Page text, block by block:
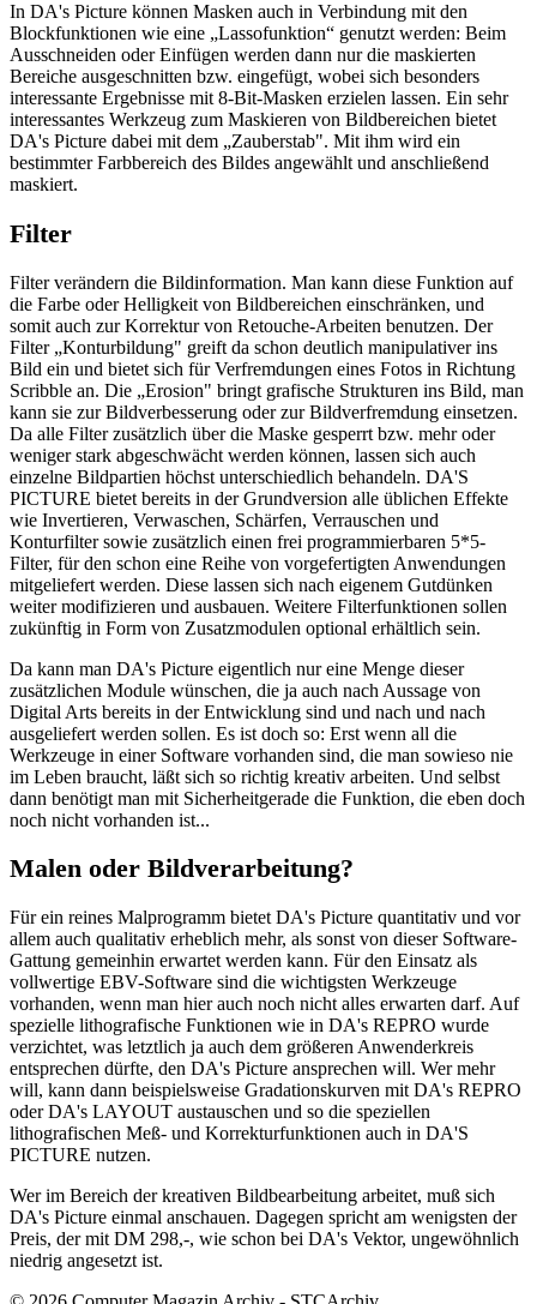
In DA's Picture können Masken auch in Verbindung mit den
Blockfunktionen wie eine „Lassofunktion“ genutzt werden: Beim
Ausschneiden oder Einfügen werden dann nur die maskierten
Bereiche ausgeschnitten bzw. eingefügt, wobei sich besonders
interessante Ergebnisse mit 8-Bit-Masken erzielen lassen. Ein sehr
interessantes Werkzeug zum Maskieren von Bildbereichen bietet
DA's Picture dabei mit dem „Zauberstab". Mit ihm wird ein
bestimmter Farbbereich des Bildes angewählt und anschließend
maskiert.
Filter
Filter verändern die Bildinformation. Man kann diese Funktion auf
die Farbe oder Helligkeit von Bildbereichen einschränken, und
somit auch zur Korrektur von Retouche-Arbeiten benutzen. Der
Filter „Konturbildung" greift da schon deutlich manipulativer ins
Bild ein und bietet sich für Verfremdungen eines Fotos in Richtung
Scribble an. Die „Erosion" bringt grafische Strukturen ins Bild, man
kann sie zur Bildverbesserung oder zur Bildverfremdung einsetzen.
Da alle Filter zusätzlich über die Maske gesperrt bzw. mehr oder
weniger stark abgeschwächt werden können, lassen sich auch
einzelne Bildpartien höchst unterschiedlich behandeln. DA'S
PICTURE bietet bereits in der Grundversion alle üblichen Effekte
wie Invertieren, Verwaschen, Schärfen, Verrauschen und
Konturfilter sowie zusätzlich einen frei programmierbaren 5*5-
Filter, für den schon eine Reihe von vorgefertigten Anwendungen
mitgeliefert werden. Diese lassen sich nach eigenem Gutdünken
weiter modifizieren und ausbauen. Weitere Filterfunktionen sollen
zukünftig in Form von Zusatzmodulen optional erhältlich sein.
Da kann man DA's Picture eigentlich nur eine Menge dieser
zusätzlichen Module wünschen, die ja auch nach Aussage von
Digital Arts bereits in der Entwicklung sind und nach und nach
ausgeliefert werden sollen. Es ist doch so: Erst wenn all die
Werkzeuge in einer Software vorhanden sind, die man sowieso nie
im Leben braucht, läßt sich so richtig kreativ arbeiten. Und selbst
dann benötigt man mit Sicherheitgerade die Funktion, die eben doch
noch nicht vorhanden ist...
Malen oder Bildverarbeitung?
Für ein reines Malprogramm bietet DA's Picture quantitativ und vor
allem auch qualitativ erheblich mehr, als sonst von dieser Software-
Gattung gemeinhin erwartet werden kann. Für den Einsatz als
vollwertige EBV-Software sind die wichtigsten Werkzeuge
vorhanden, wenn man hier auch noch nicht alles erwarten darf. Auf
spezielle lithografische Funktionen wie in DA's REPRO wurde
verzichtet, was letztlich ja auch dem größeren Anwenderkreis
entsprechen dürfte, den DA's Picture ansprechen will. Wer mehr
will, kann dann beispielsweise Gradationskurven mit DA's REPRO
oder DA's LAYOUT austauschen und so die speziellen
lithografischen Meß- und Korrekturfunktionen auch in DA'S
PICTURE nutzen.
Wer im Bereich der kreativen Bildbearbeitung arbeitet, muß sich
DA's Picture einmal anschauen. Dagegen spricht am wenigsten der
Preis, der mit DM 298,-, wie schon bei DA's Vektor, ungewöhnlich
niedrig angesetzt ist.